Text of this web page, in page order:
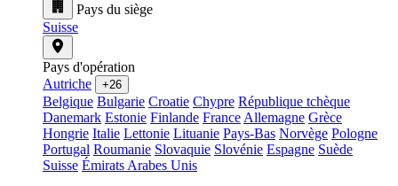
Pays du siège
Suisse
Pays d'opération
Autriche
+26
Belgique Bulgarie Croatie Chypre République tchèque
Danemark Estonie Finlande France Allemagne Grèce
Hongrie Italie Lettonie Lituanie Pays-Bas Norvège Pologne
Portugal Roumanie Slovaquie Slovénie Espagne Suède
Suisse Émirats Arabes Unis